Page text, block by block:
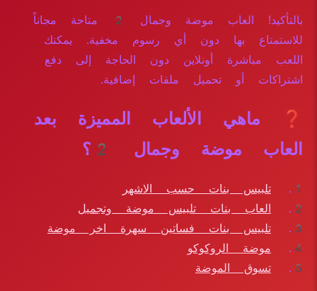
بالتأكيد! العاب موضة وجمال 2 متاحة مجاناً
للاستمتاع بها دون أي رسوم مخفية. يمكنك
اللعب مباشرة أونلاين دون الحاجة إلى دفع
اشتراكات أو تحميل ملفات إضافية.
❓ ماهي الألعاب المميزة بعد
العاب موضة وجمال 2؟
تلبيس بنات حسب الاشهر
العاب بنات تلبيس موضة وتجميل
تلبيس بنات فساتين سهرة اخر موضة
موضة الروكوكو
تسوق الموضة